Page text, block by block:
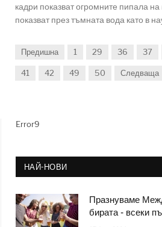
кадри показват огромните пипала на
показват през тъмната вода като в
Предишна 1 29 36 37
41 42 49 50 Следваща
Error9
НАЙ-НОВИ
Празнуваме
бирата - всеки